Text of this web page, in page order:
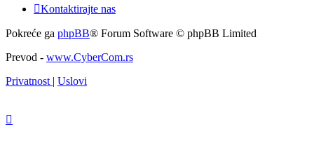
Kontaktirajte nas
Pokreće ga phpBB® Forum Software © phpBB Limited
Prevod - www.CyberCom.rs
Privatnost | Uslovi